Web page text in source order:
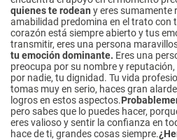
quienes te rodean y eres sumamente
amabilidad predomina en el trato con
corazón está siempre abierto y tus
transmitir, eres una persona
tu emoción dominante. Eres una
preocupa por su nombre y
por nadie, tu dignidad. Tu vida
tomas muy en serio, haces gran
logros en estos aspectos.
pero sabes que lo puedes hacer,
eres valioso y sentir la confianza en
hace de ti, grandes cosas siempre.